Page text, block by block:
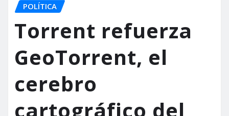
POLÍTICA
Torrent refuerza
GeoTorrent, el
cerebro
cartográfico del